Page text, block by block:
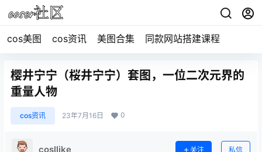
cos美图 cos资讯 美图合集 同款网站搭建课程
樱井宁宁（桜井宁宁）套图，一位二次元界的
重量人物
cos资讯 23年7月16日 0
cosllike 关注 私信